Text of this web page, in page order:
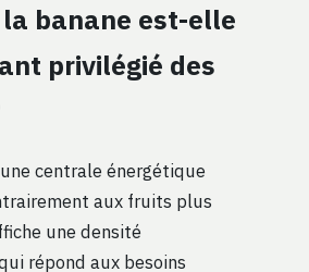
banane est-elle
privilégié des
centrale énergétique
aux fruits plus
une densité
répond aux besoins